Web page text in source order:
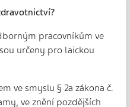
pracovníkům ve
určeny pro laickou
ve smyslu § 2a zákona č.
ve znění pozdějších